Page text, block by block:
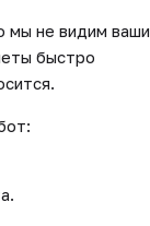
мы не видим ваши
быстро